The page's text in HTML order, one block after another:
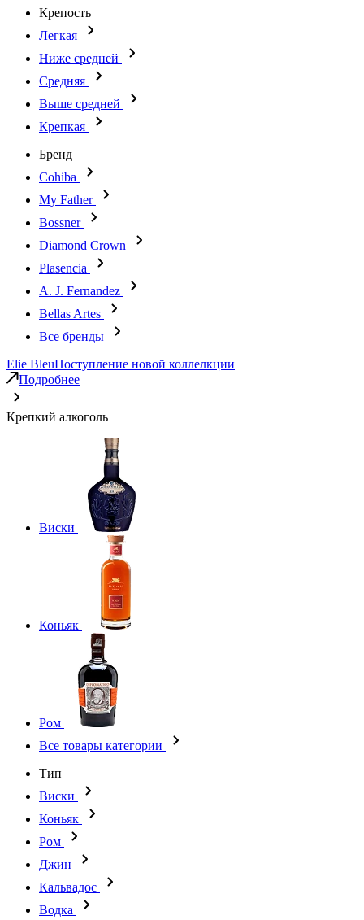
Крепость
Легкая
Ниже средней
Средняя
Выше средней
Крепкая
Бренд
Cohiba
My Father
Bossner
Diamond Crown
Plasencia
A. J. Fernandez
Bellas Artes
Все бренды
Elie BleuПоступление новой коллелкции
Подробнее
Крепкий алкоголь
Виски
Коньяк
Ром
Все товары категории
Тип
Виски
Коньяк
Ром
Джин
Кальвадос
Водка